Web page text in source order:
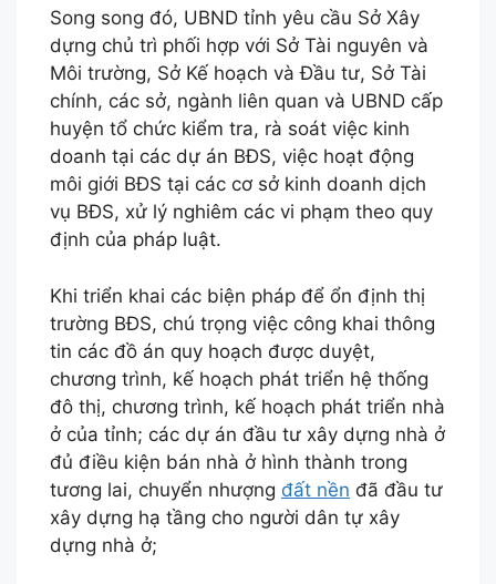
Song song đó, UBND tỉnh yêu cầu Sở Xây
dựng chủ trì phối hợp với Sở Tài nguyên và
Môi trường, Sở Kế hoạch và Đầu tư, Sở Tài
chính, các sở, ngành liên quan và UBND cấp
huyện tổ chức kiểm tra, rà soát việc kinh
doanh tại các dự án BĐS, việc hoạt động
môi giới BĐS tại các cơ sở kinh doanh dịch
vụ BĐS, xử lý nghiêm các vi phạm theo quy
định của pháp luật.
Khi triển khai các biện pháp để ổn định thị
trường BĐS, chú trọng việc công khai thông
tin các đồ án quy hoạch được duyệt,
chương trình, kế hoạch phát triển hệ thống
đô thị, chương trình, kế hoạch phát triển nhà
ở của tỉnh; các dự án đầu tư xây dựng nhà ở
đủ điều kiện bán nhà ở hình thành trong
tương lai, chuyển nhượng đất nền đã đầu tư
xây dựng hạ tầng cho người dân tự xây
dựng nhà ở;